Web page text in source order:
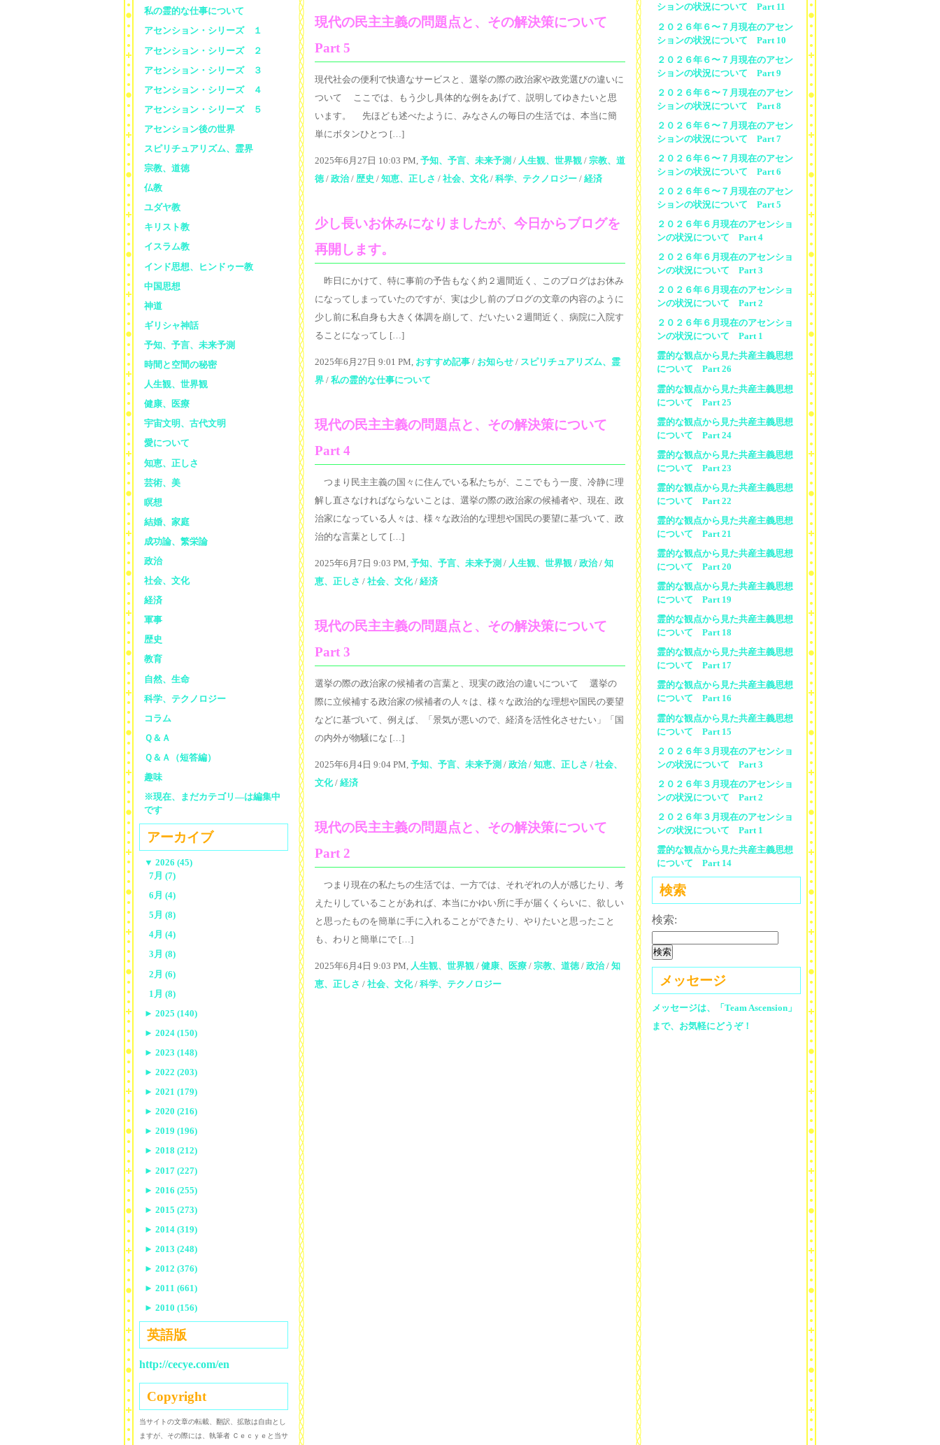
現代の民主主義の問題点と、その解決策について
Part 5
現代社会の便利で快適なサービスと、選挙の際の政治家や政党選びの違いに
ついて ここでは、もう少し具体的な例をあげて、説明してゆきたいと思
います。 先ほども述べたように、みなさんの毎日の生活では、本当に簡
単にボタンひとつ […]
2025年6月27日 10:03 PM, 予知、予言、未来予測 / 人生観、世界観 / 宗教、道
徳 / 政治/ 歴史 / 知恵、正しさ / 社会、文化/ 科学、テクノロジー / 経済
少し長いお休みになりましたが、今日からブログを
再開します。
昨日にかけて、特に事前の予告もなく約２週間近く、このブログはお休み
になってしまっていたのですが、実は少し前のブログの文章の内容のように
少し前に私自身も大きく体調を崩して、だいたい２週間近く、病院に入院す
ることになってし […]
2025年6月27日 9:01 PM, おすすめ記事 / お知らせ / スピリチュアリズム、霊
界 / 私の霊的な仕事について
現代の民主主義の問題点と、その解決策について
Part 4
つまり民主主義の国々に住んでいる私たちが、ここでもう一度、冷静に理
解し直さなければならないことは、選挙の際の政治家の候補者や、現在、政
治家になっている人々は、様々な政治的な理想や国民の要望に基づいて、政
治的な言葉として […]
2025年6月7日 9:03 PM, 予知、予言、未来予測 / 人生観、世界観 / 政治/ 知
恵、正しさ / 社会、文化/ 経済
現代の民主主義の問題点と、その解決策について
Part 3
選挙の際の政治家の候補者の言葉と、現実の政治の違いについて 選挙の
際に立候補する政治家の候補者の人々は、様々な政治的な理想や国民の要望
などに基づいて、例えば、「景気が悪いので、経済を活性化させたい」「国
の内外が物騒にな […]
2025年6月4日 9:04 PM, 予知、予言、未来予測 / 政治/ 知恵、正しさ / 社会、
文化/ 経済
現代の民主主義の問題点と、その解決策について
Part 2
つまり現在の私たちの生活では、一方では、それぞれの人が感じたり、考
えたりしていることがあれば、本当にかゆい所に手が届くくらいに、欲しい
と思ったものを簡単に手に入れることができたり、やりたいと思ったこと
も、わりと簡単にで […]
2025年6月4日 9:03 PM, 人生観、世界観 / 健康、医療 / 宗教、道徳 / 政治/ 知
恵、正しさ / 社会、文化/ 科学、テクノロジー
ションの状況について Part 11
２０２６年６〜７月現在のアセン
ションの状況について Part 10
２０２６年６〜７月現在のアセン
ションの状況について Part 9
２０２６年６〜７月現在のアセン
ションの状況について Part 8
２０２６年６〜７月現在のアセン
ションの状況について Part 7
２０２６年６〜７月現在のアセン
ションの状況について Part 6
２０２６年６〜７月現在のアセン
ションの状況について Part 5
２０２６年６月現在のアセンショ
ンの状況について Part 4
２０２６年６月現在のアセンショ
ンの状況について Part 3
２０２６年６月現在のアセンショ
ンの状況について Part 2
２０２６年６月現在のアセンショ
ンの状況について Part 1
霊的な観点から見た共産主義思想
について Part 26
霊的な観点から見た共産主義思想
について Part 25
霊的な観点から見た共産主義思想
について Part 24
霊的な観点から見た共産主義思想
について Part 23
霊的な観点から見た共産主義思想
について Part 22
霊的な観点から見た共産主義思想
について Part 21
霊的な観点から見た共産主義思想
について Part 20
霊的な観点から見た共産主義思想
について Part 19
霊的な観点から見た共産主義思想
について Part 18
霊的な観点から見た共産主義思想
について Part 17
霊的な観点から見た共産主義思想
について Part 16
霊的な観点から見た共産主義思想
について Part 15
２０２６年３月現在のアセンショ
ンの状況について Part 3
２０２６年３月現在のアセンショ
ンの状況について Part 2
２０２６年３月現在のアセンショ
ンの状況について Part 1
霊的な観点から見た共産主義思想
について Part 14
検索
検索:
メッセージ
メッセージは、「Team Ascension」
まで、お気軽にどうぞ！
私の霊的な仕事について
アセンション・シリーズ １
アセンション・シリーズ ２
アセンション・シリーズ ３
アセンション・シリーズ ４
アセンション・シリーズ ５
アセンション後の世界
スピリチュアリズム、霊界
宗教、道徳
仏教
ユダヤ教
キリスト教
イスラム教
インド思想、ヒンドゥー教
中国思想
神道
ギリシャ神話
予知、予言、未来予測
時間と空間の秘密
人生観、世界観
健康、医療
宇宙文明、古代文明
愛について
知恵、正しさ
芸術、美
瞑想
結婚、家庭
成功論、繁栄論
政治
社会、文化
経済
軍事
歴史
教育
自然、生命
科学、テクノロジー
コラム
Ｑ＆Ａ
Ｑ＆Ａ（短答編）
趣味
※現在、まだカテゴリ—は編集中
です
アーカイブ
▼ 2026 (45)
7月 (7)
6月 (4)
5月 (8)
4月 (4)
3月 (8)
2月 (6)
1月 (8)
► 2025 (140)
► 2024 (150)
► 2023 (148)
► 2022 (203)
► 2021 (179)
► 2020 (216)
► 2019 (196)
► 2018 (212)
► 2017 (227)
► 2016 (255)
► 2015 (273)
► 2014 (319)
► 2013 (248)
► 2012 (376)
► 2011 (661)
► 2010 (156)
英語版
http://cecye.com/en
Copyright
当サイトの文章の転載、翻訳、拡散は自由とし
ますが、その際には、執筆者 Ｃｅｃｙｅと当サ